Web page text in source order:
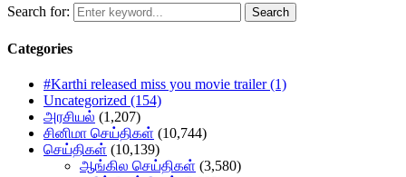
Search for: Search
Categories
#Karthi released miss you movie trailer(1)
Uncategorized (154)
அரசியல் (1,207)
சினிமா செய்திகள் (10,744)
செய்திகள் (10,139)
ஆங்கில செய்திகள் (3,580)